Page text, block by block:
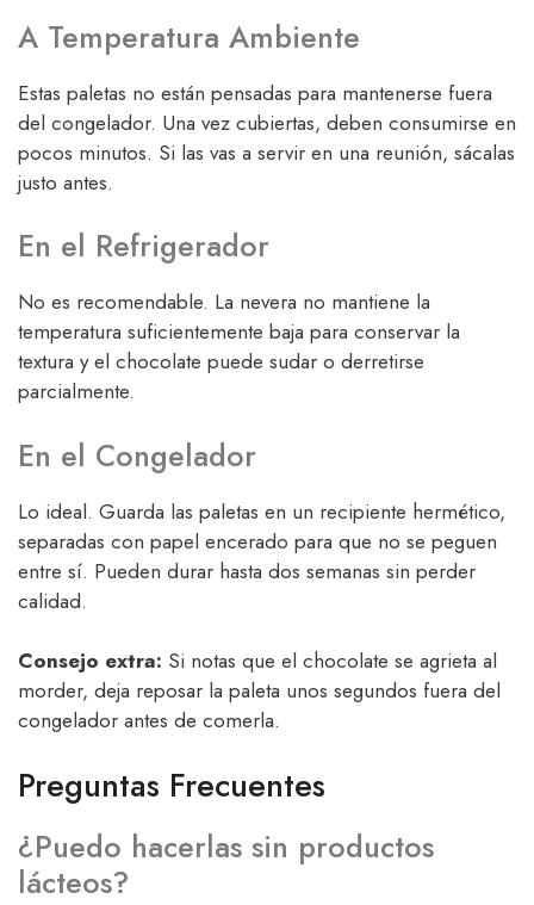
A Temperatura Ambiente
Estas paletas no están pensadas para mantenerse fuera
del congelador. Una vez cubiertas, deben consumirse en
pocos minutos. Si las vas a servir en una reunión, sácalas
justo antes.
En el Refrigerador
No es recomendable. La nevera no mantiene la
temperatura suficientemente baja para conservar la
textura y el chocolate puede sudar o derretirse
parcialmente.
En el Congelador
Lo ideal. Guarda las paletas en un recipiente hermético,
separadas con papel encerado para que no se peguen
entre sí. Pueden durar hasta dos semanas sin perder
calidad.
Consejo extra: Si notas que el chocolate se agrieta al
morder, deja reposar la paleta unos segundos fuera del
congelador antes de comerla.
Preguntas Frecuentes
¿Puedo hacerlas sin productos
lácteos?